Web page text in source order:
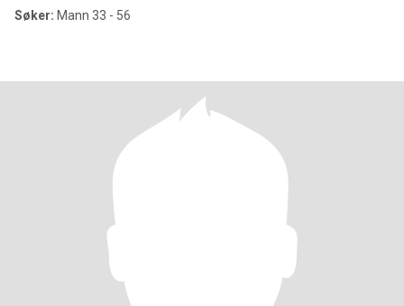
Søker: Mann 33 - 56